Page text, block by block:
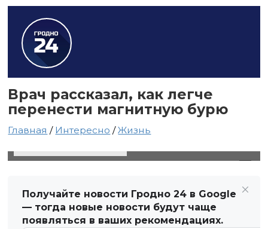
Врач рассказал, как легче
перенести магнитную бурю
Главная / Интересно /Жизнь
Получайте новости Гродно 24 в Google
— тогда новые новости будут чаще
появляться в ваших рекомендациях.